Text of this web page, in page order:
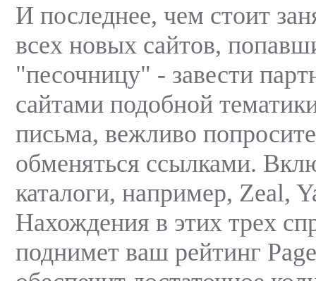
И последнее, чем стоит
всех новых сайтов,
"песочницу" - завести
сайтами подобной
письма, вежливо
обменяться ссылками.
каталоги, например, Zeal,
Нахождения в этих трех
поднимет ваш рейтинг